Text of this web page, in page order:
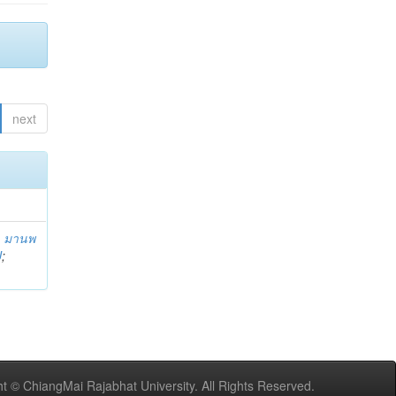
next
มานพ
;
© ChiangMai Rajabhat University. All Rights Reserved.